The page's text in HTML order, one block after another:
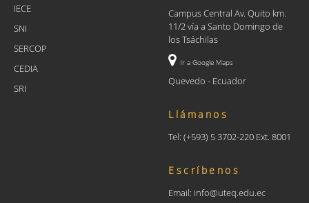
IECE
SNI
SERCOP
CEDIA
SRI
Campus Central Av. Quito km.
11/2 vía a Santo Domingo de
los Tsáchilas
Ir a Google Maps
Quevedo - Ecuador
Llámanos
Tel: (+593) 5 3702-220 Ext. 8001
Escríbenos
Email: info@uteq.edu.ec